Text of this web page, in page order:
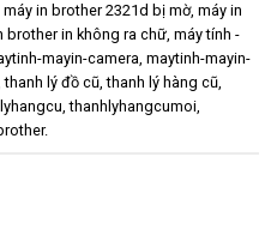
máy in brother 2321d bị mờ, máy in
brother in không ra chữ, máy tính -
mayin-camera, maytinh-mayin-
thanh lý đồ cũ,thanh lý hàng cũ,
,thanhlyhangcumoi,
.